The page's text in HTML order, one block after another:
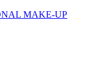
MAKE-UP